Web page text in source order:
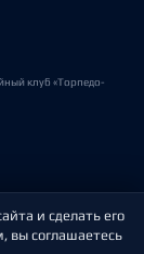
клуб «Торпедо-
и сделать его
вы соглашаетесь